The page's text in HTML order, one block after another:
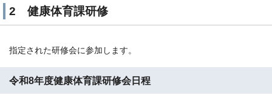
2 健康体育課研修
指定された研修会に参加します。
令和8年度健康体育課研修会日程